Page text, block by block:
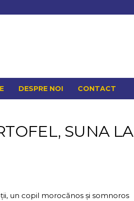
DESPRE NOI CONTACT
SUNA LA
un copil morocănos și somnoros